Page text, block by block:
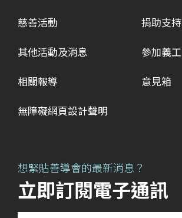
慈善活動
其他活動及消息
相關報導
捐助支持
參加義工
意見箱
無障礙網頁設計聲明
想緊貼善導會的最新消息？
立即訂閱電子通訊